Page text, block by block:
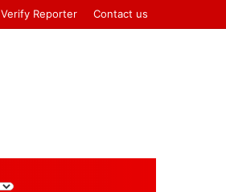
Verify Reporter Contact us